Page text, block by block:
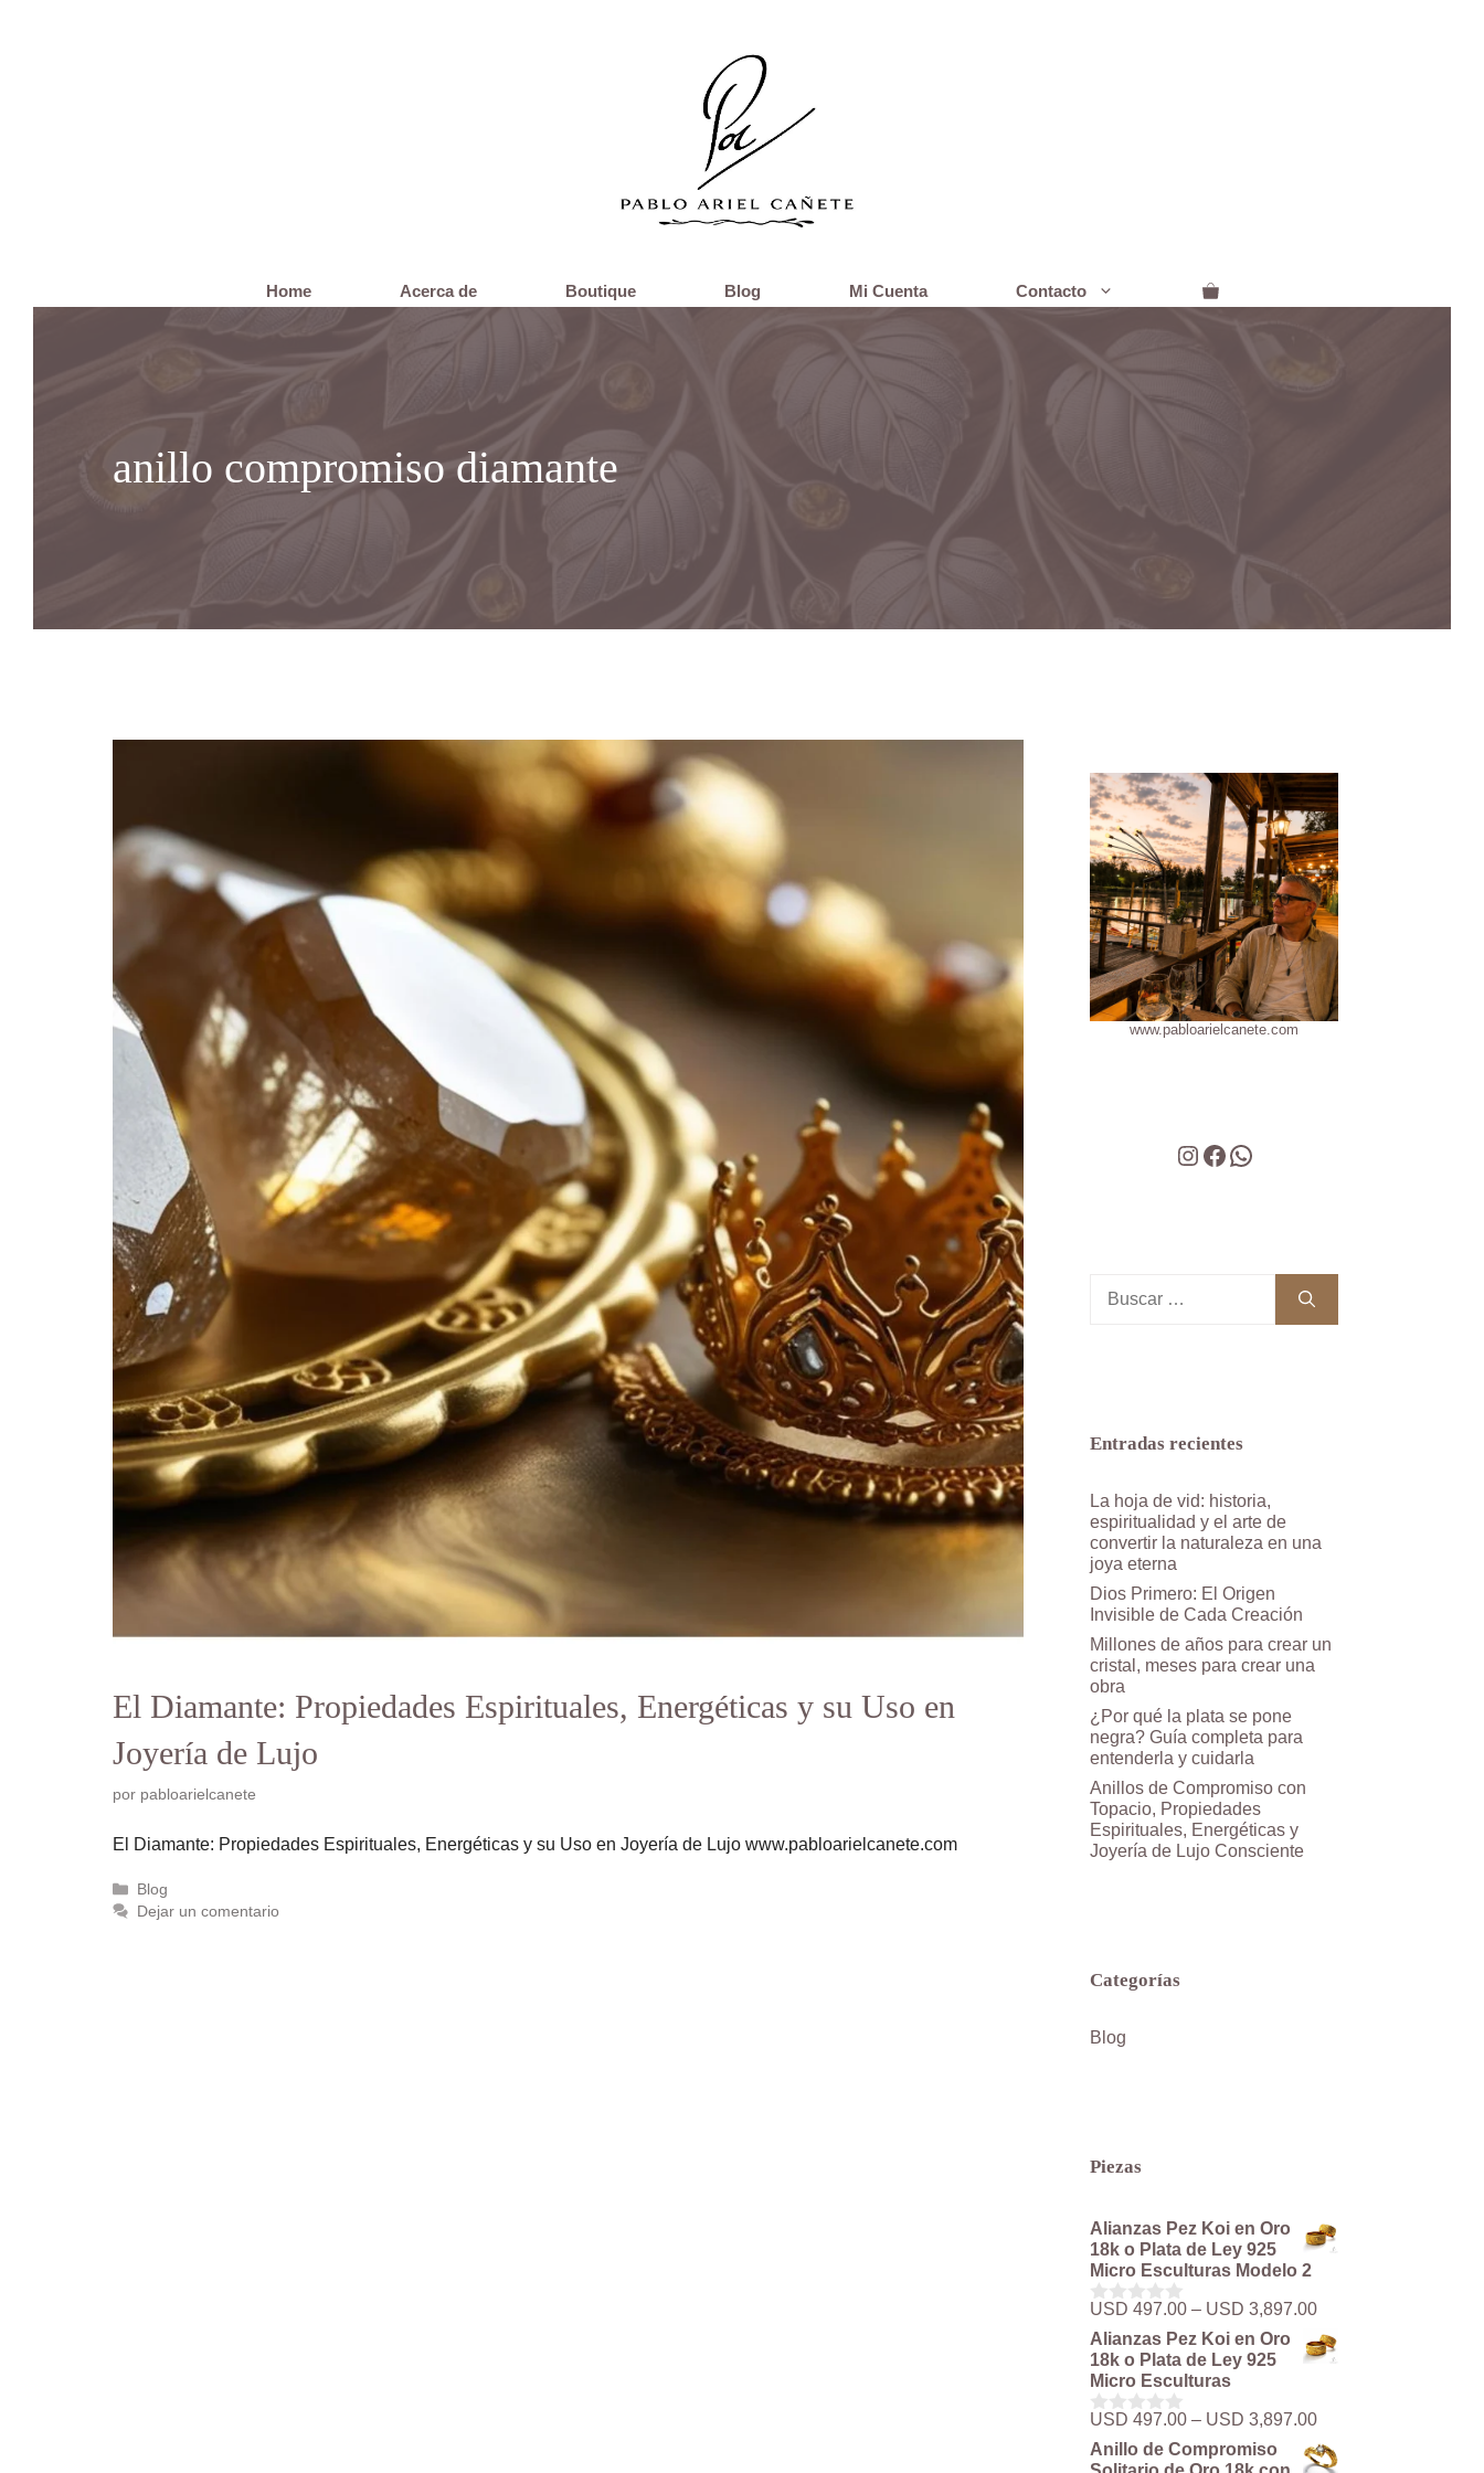
Home Acerca de Boutique Blog Mi Cuenta Contacto
anillo compromiso diamante
El Diamante: Propiedades Espirituales, Energéticas y su Uso en
Joyería de Lujo
por pabloarielcanete
El Diamante: Propiedades Espirituales, Energéticas y su Uso en Joyería de Lujo www.pabloarielcanete.com
Categorías
Blog
Dejar un comentario
www.pabloarielcanete.com
Instagram
Facebook
WhatsApp
Entradas recientes
La hoja de vid: historia,
espiritualidad y el arte de
convertir la naturaleza en una
joya eterna
Dios Primero: El Origen
Invisible de Cada Creación
Millones de años para crear un
cristal, meses para crear una
obra
¿Por qué la plata se pone
negra? Guía completa para
entenderla y cuidarla
Anillos de Compromiso con
Topacio, Propiedades
Espirituales, Energéticas y
Joyería de Lujo Consciente
Categorías
Blog
Piezas
Alianzas Pez Koi en Oro
18k o Plata de Ley 925
Micro Esculturas Modelo 2
0
d
e
5
USD 497.00 – USD 3,897.00Rango
precios:
hasta
Alianzas Pez Koi en Oro
18k o Plata de Ley 925
Micro Esculturas
0
d
e
USD 497.00 – USD 3,897.00Rango
de
precios:
Anillo de Compromiso